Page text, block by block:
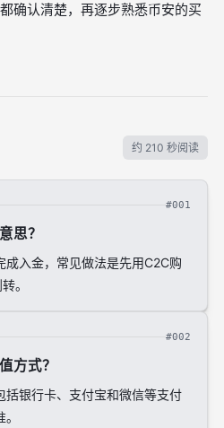
确认清楚，再逐步熟悉币安的买
约 210 秒阅读
#001
思？
入金，常见做法是先用C2C购
。
#002
方式？
括银行卡、支付宝和微信等支付